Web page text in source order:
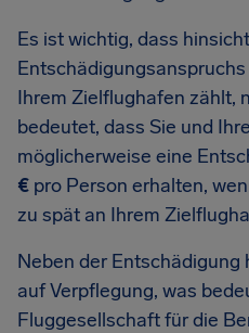
Es ist wichtig, dass
Ihrem Zielflughafen zählt,
bedeutet, dass Sie und
möglicherweise eine
€ pro Person erhalten,
zu spät an Ihrem
Neben der Entschädigung
auf Verpflegung, was
Fluggesellschaft für die